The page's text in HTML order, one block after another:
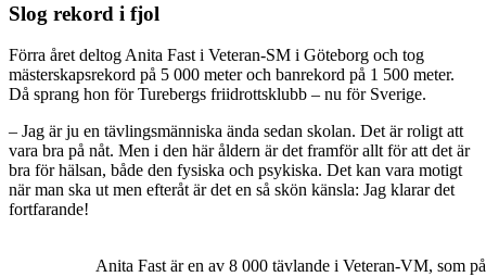
Slog rekord i fjol
Förra året deltog Anita Fast i Veteran-SM i Göteborg och tog
mästerskapsrekord på 5 000 meter och banrekord på 1 500 meter.
Då sprang hon för Turebergs friidrottsklubb – nu för Sverige.
– Jag är ju en tävlingsmänniska ända sedan skolan. Det är roligt att
vara bra på nåt. Men i den här åldern är det framför allt för att det är
bra för hälsan, både den fysiska och psykiska. Det kan vara motigt
när man ska ut men efteråt är det en så skön känsla: Jag klarar det
fortfarande!
Anita Fast är en av 8 000 tävlande i Veteran-VM, som